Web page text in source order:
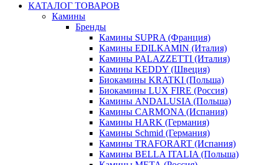
КАТАЛОГ ТОВАРОВ
Камины
Бренды
Камины SUPRA (Франция)
Камины EDILKAMIN (Италия)
Камины PALAZZETTI (Италия)
Камины KEDDY (Швеция)
Биокамины KRATKI (Польша)
Биокамины LUX FIRE (Россия)
Камины ANDALUSIA (Польша)
Камины CARMONA (Испания)
Камины HARK (Германия)
Камины Schmid (Германия)
Камины TRAFORART (Испания)
Камины BELLA ITALIA (Польша)